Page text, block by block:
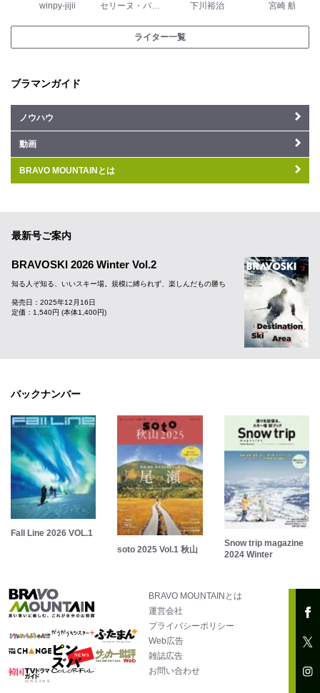
winpy-jijii セリーヌ・パッシュ 下川裕治 宮崎 航
ライター一覧
ブラマンガイド
ノウハウ
動画
BRAVO MOUNTAINとは
最新号ご案内
BRAVOSKI 2026 Winter Vol.2
知る人ぞ知る、いいスキー場。規模に縛られず、楽しんだもの勝ち
発売日：2025年12月16日
定価：1,540円 (本体1,400円)
バックナンバー
Fall Line 2026 VOL.1
soto 2025 Vol.1 秋山
Snow trip magazine
2024 Winter
BRAVO MOUNTAINとは
運営会社
プライバシーポリシー
Web広告
雑誌広告
お問い合わせ